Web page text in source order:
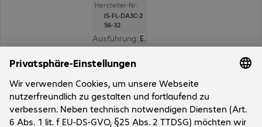
Hersteller-Nr:
IS-FL-DA3C-2
56-32
Ausführung:
Europäisch
Kapazität:
32 GB
Anschlüsse:
Sicherheitsfunktionen
PIN-Schutz über
Lesegeschwindigkeit (bis zu):310 MB/s
4 von 4 Ergebnissen
Mehr anzeigen